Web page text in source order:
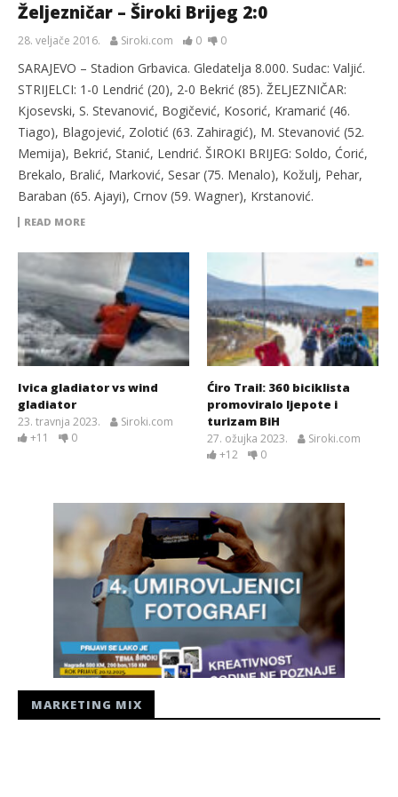
Željezničar – Široki Brijeg 2:0
28. veljače 2016. Siroki.com 0 0
SARAJEVO – Stadion Grbavica. Gledatelja 8.000. Sudac: Valjić.
STRIJELCI: 1-0 Lendrić (20), 2-0 Bekrić (85). ŽELJEZNIČAR:
Kjosevski, S. Stevanović, Bogičević, Kosorić, Kramarić (46.
Tiago), Blagojević, Zolotić (63. Zahiragić), M. Stevanović (52.
Memija), Bekrić, Stanić, Lendrić. ŠIROKI BRIJEG: Soldo, Ćorić,
Brekalo, Bralić, Marković, Sesar (75. Menalo), Kožulj, Pehar,
Baraban (65. Ajayi), Crnov (59. Wagner), Krstanović.
READ MORE
Ivica gladiator vs wind
gladiator
23. travnja 2023.
Siroki.com
+11
0
Ćiro Trail: 360 biciklista
promoviralo ljepote i
turizam BiH
27. ožujka 2023.
Siroki.com
+12
0
MARKETING MIX